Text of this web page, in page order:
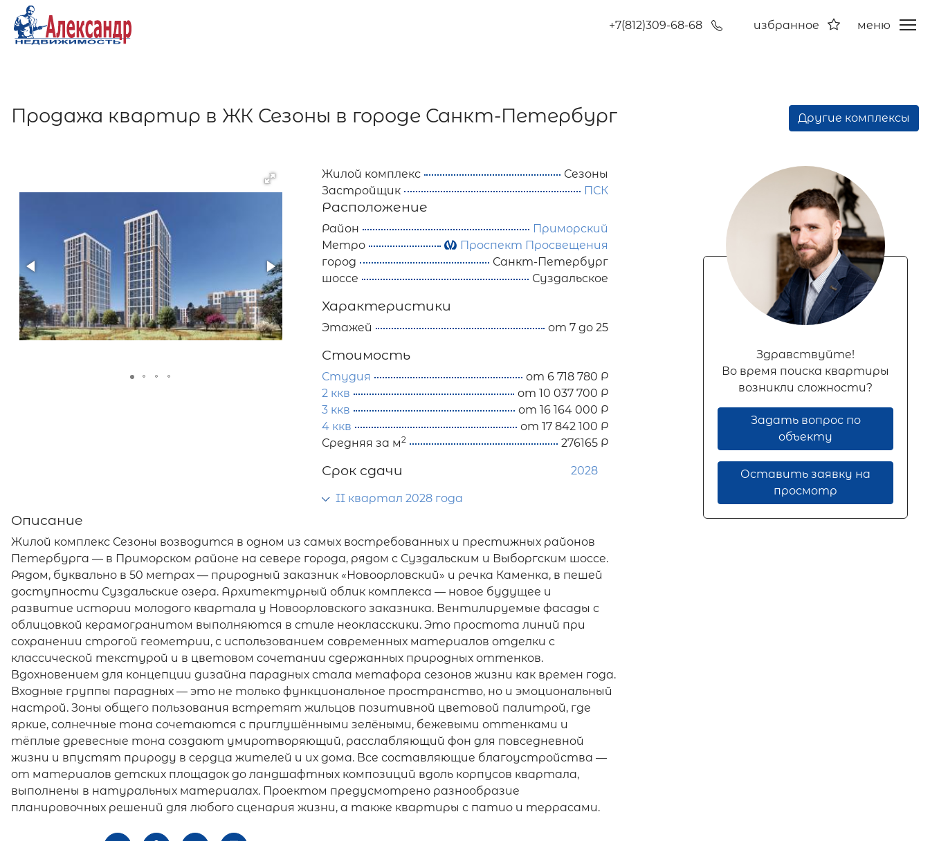
+7(812)309-68-68 избранное меню
Продажа квартир в ЖК Сезоны в городе Санкт-Петербург Другие комплексы
Жилой комплекс
Сезоны
Застройщик
ПСК
Расположение
Район
Приморский
Метро
Проспект Просвещения
город
Санкт-Петербург
шоссе
Суздальское
Характеристики
Этажей от 7 до 25
Стоимость
Студия
от 6 718 780 Р
2 ккв
от 10 037 700 Р
3 ккв
от 16 164 000 Р
4 ккв
от 17 842 100 Р
Средняя за м2 276165 Р
Срок сдачи 2028
II квартал 2028 года
Описание
Жилой комплекс Сезоны возводится в одном из самых востребованных и престижных районов
Петербурга — в Приморском районе на севере города, рядом с Суздальским и Выборгским шоссе.
Рядом, буквально в 50 метрах — природный заказник «Новоорловский» и речка Каменка, в пешей
доступности Суздальские озера. Архитектурный облик комплекса — новое будущее и
развитие истории молодого квартала у Новоорловского заказника. Вентилируемые фасады с
облицовкой керамогранитом выполняются в стиле неокласскики. Это простота линий при
сохранении строгой геометрии, с использованием современных материалов отделки с
классической текстурой и в цветовом сочетании сдержанных природных оттенков.
Вдохновением для концепции дизайна парадных стала метафора сезонов жизни как времен года.
Входные группы парадных — это не только функциональное пространство, но и эмоциональный
настрой. Зоны общего пользования встретят жильцов позитивной цветовой палитрой, где
яркие, солнечные тона сочетаются с приглушёнными зелёными, бежевыми оттенками и
тёплые древесные тона создают умиротворяющий, расслабляющий фон для повседневной
жизни и впустят природу в сердца жителей и их дома. Все составляющие благоустройства —
от материалов детских площадок до ландшафтных композиций вдоль корпусов квартала,
выполнены в натуральных материалах. Проектом предусмотрено разнообразие
планировочных решений для любого сценария жизни, а также квартиры с патио и террасами.
Здравствуйте!
Во время поиска квартиры
возникли сложности?
Задать вопрос по
объекту
Оставить заявку на
просмотр